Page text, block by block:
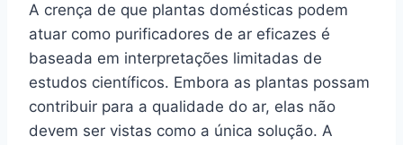
A crença de que plantas domésticas podem
atuar como purificadores de ar eficazes é
baseada em interpretações limitadas de
estudos científicos. Embora as plantas possam
contribuir para a qualidade do ar, elas não
devem ser vistas como a única solução. A